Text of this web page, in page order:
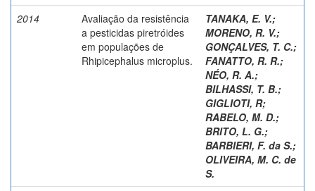
2014
Avaliação da resistência
a pesticidas piretróides
em populações de
Rhipicephalus microplus.
TANAKA, E. V.;
MORENO, R. V.;
GONÇALVES, T. C.;
FANATTO, R. R.;
NÉO, R. A.;
BILHASSI, T. B.;
GIGLIOTI, R;
RABELO, M. D.;
BRITO, L. G.;
BARBIERI, F. da S.;
OLIVEIRA, M. C. de
S.